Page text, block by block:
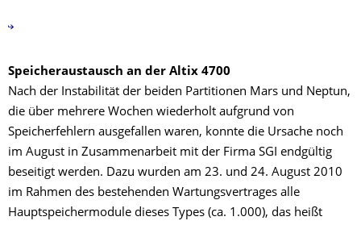
Speicheraustausch an der Altix 4700
Nach der Instabilität der beiden Partitionen Mars und Neptun,
die über mehrere Wochen wiederholt aufgrund von
Speicherfehlern ausgefallen waren, konnte die Ursache noch
im August in Zusammenarbeit mit der Firma SGI endgültig
beseitigt werden. Dazu wurden am 23. und 24. August 2010
im Rahmen des bestehenden Wartungsvertrages alle
Hauptspeichermodule dieses Types (ca. 1.000), das heißt